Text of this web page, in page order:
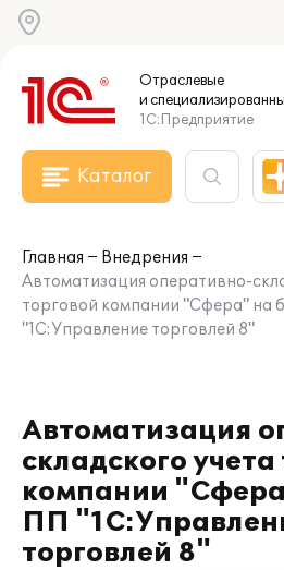
Отраслевые
и
1С:Предприятие
Каталог
Главная
Внедрения
Автоматизация оперативно-
торговой компании "Сфера" на
"1С:Управление торговлей 8"
Автоматизация
складского учета
компании
ПП
торговлей 8"